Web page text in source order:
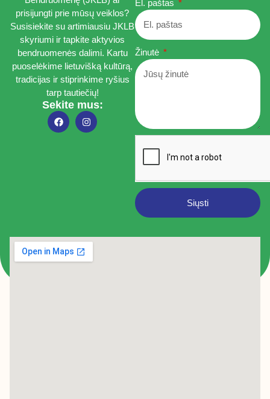
prisijungti prie mūsų veiklos?
Susisiekite su artimiausiu JKLB
skyriumi ir tapkite aktyvios
bendruomenės dalimi. Kartu
puoselėkime lietuvišką kultūrą,
tradicijas ir stiprinkime ryšius
tarp tautiečių!
Sekite mus:
El. paštas
Žinutė
Siųsti